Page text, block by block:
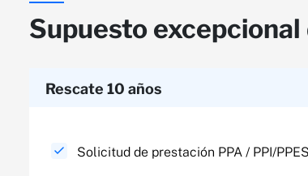
Supuesto excepcional
Rescate 10 años
Solicitud de prestación PPA / PPI/